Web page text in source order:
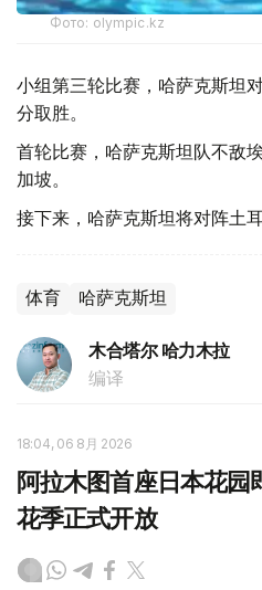
Фото: olympic.kz
小组第三轮比赛，哈萨克斯坦
分取胜。
首轮比赛，哈萨克斯坦队不敌
加坡。
接下来，哈萨克斯坦将对阵土耳
体育 哈萨克斯坦
木合塔尔 哈力木拉
编译
18:04, 06 8月 2026
阿拉木图首座日本花园
花季正式开放